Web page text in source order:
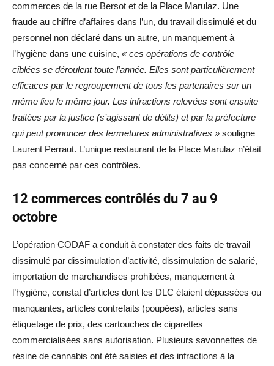
commerces de la rue Bersot et de la Place Marulaz. Une
fraude au chiffre d’affaires dans l’un, du travail dissimulé et du
personnel non déclaré dans un autre, un manquement à
l’hygiène dans une cuisine, « ces opérations de contrôle
ciblées se déroulent toute l’année. Elles sont particulièrement
efficaces par le regroupement de tous les partenaires sur un
même lieu le même jour. Les infractions relevées sont ensuite
traitées par la justice (s’agissant de délits) et par la préfecture
qui peut prononcer des fermetures administratives » souligne
Laurent Perraut. L’unique restaurant de la Place Marulaz n’était
pas concerné par ces contrôles.
12 commerces contrôlés du 7 au 9
octobre
L’opération CODAF a conduit à constater des faits de travail
dissimulé par dissimulation d’activité, dissimulation de salarié,
importation de marchandises prohibées, manquement à
l’hygiène, constat d’articles dont les DLC étaient dépassées ou
manquantes, articles contrefaits (poupées), articles sans
étiquetage de prix, des cartouches de cigarettes
commercialisées sans autorisation. Plusieurs savonnettes de
résine de cannabis ont été saisies et des infractions à la